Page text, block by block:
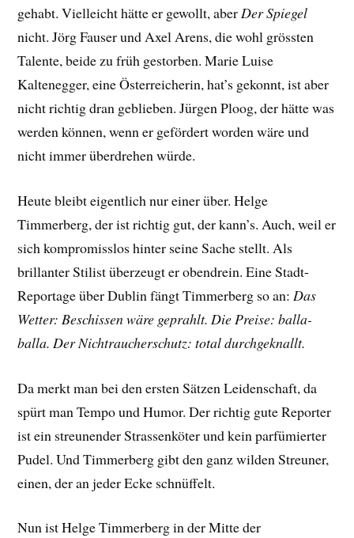
gehabt. Vielleicht hätte er gewollt, aberDer Spiegel
nicht. Jörg Fauser und Axel Arens, die wohl grössten
Talente, beide zu früh gestorben. Marie Luise
Kaltenegger, eine Österreicherin, hat’s gekonnt, ist aber
nicht richtig dran geblieben. Jürgen Ploog, der hätte was
werden können, wenn er gefördert worden wäre und
nicht immer überdrehen würde.
Heute bleibt eigentlich nur einer über. Helge
Timmerberg, der ist richtig gut, der kann’s. Auch, weil er
sich kompromisslos hinter seine Sache stellt. Als
brillanter Stilist überzeugt er obendrein. Eine Stadt-
Reportage über Dublin fängt Timmerberg so an:Das
Wetter: Beschissen wäre geprahlt. Die Preise: balla-
balla. Der Nichtraucherschutz: total durchgeknallt.
Da merkt man bei den ersten Sätzen Leidenschaft, da
spürt man Tempo und Humor. Der richtig gute Reporter
ist ein streunender Strassenköter und kein parfümierter
Pudel. Und Timmerberg gibt den ganz wilden Streuner,
einen, der an jeder Ecke schnüffelt.
Nun ist Helge Timmerberg in der Mitte der